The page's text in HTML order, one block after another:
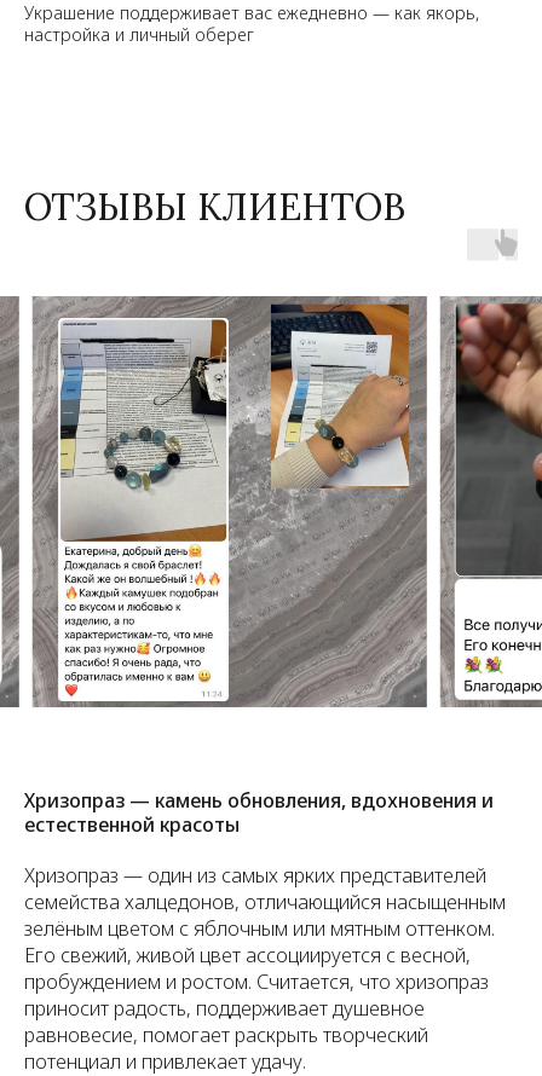
Украшение поддерживает вас ежедневно — как якорь,
настройка и личный оберег
ОТЗЫВЫ КЛИЕНТОВ
Хризопраз — камень обновления, вдохновения и
естественной красоты
Хризопраз — один из самых ярких представителей
семейства халцедонов, отличающийся насыщенным
зелёным цветом с яблочным или мятным оттенком.
Его свежий, живой цвет ассоциируется с весной,
пробуждением и ростом. Считается, что хризопраз
приносит радость, поддерживает душевное
равновесие, помогает раскрыть творческий
потенциал и привлекает удачу.